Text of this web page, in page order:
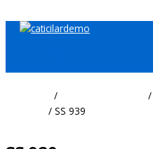
/ /
/ SS 939